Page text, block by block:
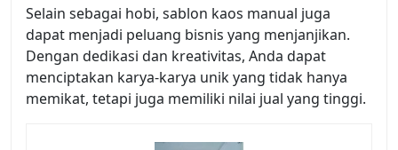
Selain sebagai hobi, sablon kaos manual juga
dapat menjadi peluang bisnis yang menjanjikan.
Dengan dedikasi dan kreativitas, Anda dapat
menciptakan karya-karya unik yang tidak hanya
memikat, tetapi juga memiliki nilai jual yang tinggi.